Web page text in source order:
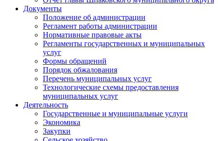
Документы
Положение об администрации
Регламент работы администрации
Нормативные правовые акты
Регламенты государственных и муниципальных
услуг
Формы обращений
Порядок обжалования
Перечень муниципальных услуг
Технологические схемы предоставления
муниципальных услуг
Деятельность
Государственные и муниципальные услуги
Экономика
Закупки